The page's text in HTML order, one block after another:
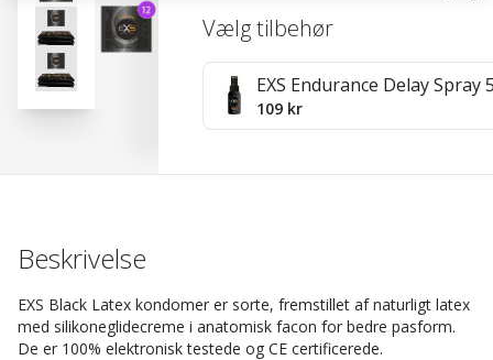
Vælg tilbehør
EXS Endurance Delay Spray
109 kr
Beskrivelse
EXS Black Latex kondomer er sorte, fremstillet af naturligt latex
med silikoneglidecreme i anatomisk facon for bedre pasform.
De er 100% elektronisk testede og CE certificerede.